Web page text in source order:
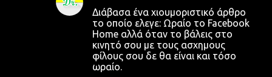
Διάβασα ένα χιουμοριστικό άρθρο
το οποίο ελεγε: Ωραίο το Facebook
Home αλλά όταν το βάλεις στο
κινητό σου με τους ασχημους
φίλους σου δε θα είναι και τόσο
ωραίο.